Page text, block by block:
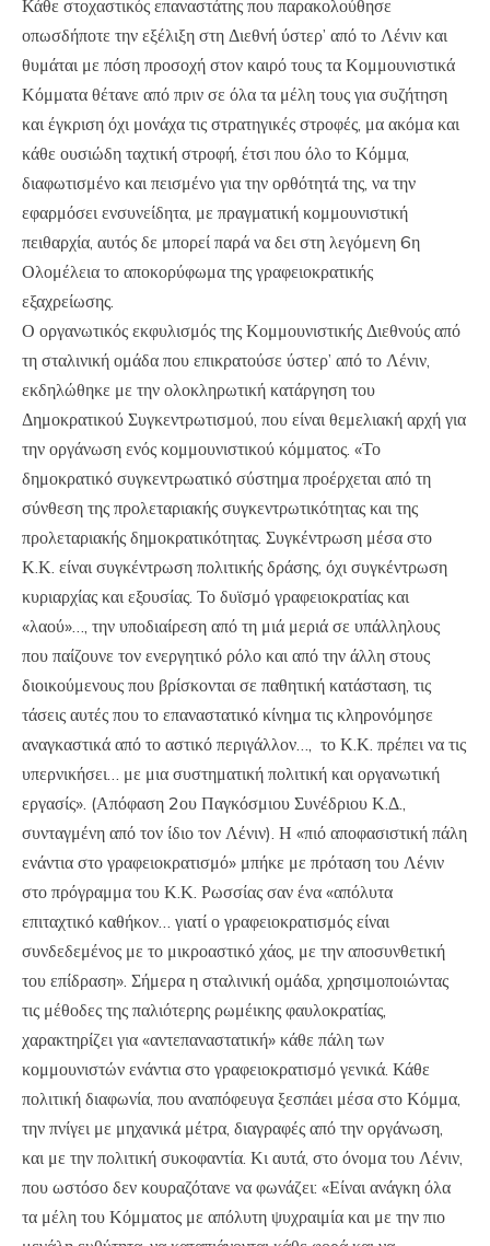
Κάθε στοχαστικός επαναστάτης που παρακολούθησε
οπωσδήποτε την εξέλιξη στη Διεθνή ύστερ’ από το Λένιν και
θυμάται με πόση προσοχή στον καιρό τους τα Κομμουνιστικά
Κόμματα θέτανε από πριν σε όλα τα μέλη τους για συζήτηση
και έγκριση όχι μονάχα τις στρατηγικές στροφές, μα ακόμα και
κάθε ουσιώδη ταχτική στροφή, έτσι που όλο το Κόμμα,
διαφωτισμένο και πεισμένο για την ορθότητά της, να την
εφαρμόσει ενσυνείδητα, με πραγματική κομμουνιστική
πειθαρχία, αυτός δε μπορεί παρά να δει στη λεγόμενη 6η
Ολομέλεια το αποκορύφωμα της γραφειοκρατικής
εξαχρείωσης.
Ο οργανωτικός εκφυλισμός της Κομμουνιστικής Διεθνούς από
τη σταλινική ομάδα που επικρατούσε ύστερ’ από το Λένιν,
εκδηλώθηκε με την ολοκληρωτική κατάργηση του
Δημοκρατικού Συγκεντρωτισμού, που είναι θεμελιακή αρχή για
την οργάνωση ενός κομμουνιστικού κόμματος. «Το
δημοκρατικό συγκεντρωατικό σύστημα προέρχεται από τη
σύνθεση της προλεταριακής συγκεντρωτικότητας και της
προλεταριακής δημοκρατικότητας. Συγκέντρωση μέσα στο
Κ.Κ. είναι συγκέντρωση πολιτικής δράσης, όχι συγκέντρωση
κυριαρχίας και εξουσίας. Το δυϊσμό γραφειοκρατίας και
«λαού»…, την υποδιαίρεση από τη μιά μεριά σε υπάλληλους
που παίζουνε τον ενεργητικό ρόλο και από την άλλη στους
διοικούμενους που βρίσκονται σε παθητική κατάσταση, τις
τάσεις αυτές που το επαναστατικό κίνημα τις κληρονόμησε
αναγκαστικά από το αστικό περιγάλλον…, το Κ.Κ. πρέπει να τις
υπερνικήσει… με μια συστηματική πολιτική και οργανωτική
εργασίς». (Απόφαση 2ου Παγκόσμιου Συνέδριου Κ.Δ.,
συνταγμένη από τον ίδιο τον Λένιν). Η «πιό αποφασιστική πάλη
ενάντια στο γραφειοκρατισμό» μπήκε με πρόταση του Λένιν
στο πρόγραμμα του Κ.Κ. Ρωσσίας σαν ένα «απόλυτα
επιταχτικό καθήκον… γιατί ο γραφειοκρατισμός είναι
συνδεδεμένος με το μικροαστικό χάος, με την αποσυνθετική
του επίδραση». Σήμερα η σταλινική ομάδα, χρησιμοποιώντας
τις μέθοδες της παλιότερης ρωμέικης φαυλοκρατίας,
χαρακτηρίζει για «αντεπαναστατική» κάθε πάλη των
κομμουνιστών ενάντια στο γραφειοκρατισμό γενικά. Κάθε
πολιτική διαφωνία, που αναπόφευγα ξεσπάει μέσα στο Κόμμα,
την πνίγει με μηχανικά μέτρα, διαγραφές από την οργάνωση,
και με την πολιτική συκοφαντία. Κι αυτά, στο όνομα του Λένιν,
που ωστόσο δεν κουραζότανε να φωνάζει: «Είναι ανάγκη όλα
τα μέλη του Κόμματος με απόλυτη ψυχραιμία και με την πιο